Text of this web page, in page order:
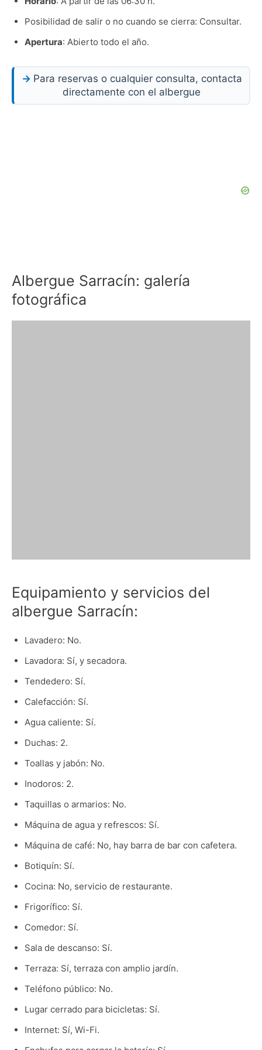
Posibilidad de salir o no cuando se cierra: Consultar.
Apertura: Abierto todo el año.
Para reservas o cualquier consulta, contacta
directamente con el albergue
Albergue Sarracín: galería
fotográfica
Equipamiento y servicios del
albergue Sarracín:
Lavadero: No.
Lavadora: Sí, y secadora.
Tendedero: Sí.
Calefacción: Sí.
Agua caliente: Sí.
Duchas: 2.
Toallas y jabón: No.
Inodoros: 2.
Taquillas o armarios: No.
Máquina de agua y refrescos: Sí.
Máquina de café: No, hay barra de bar con cafetera.
Botiquín: Sí.
Cocina: No, servicio de restaurante.
Frigorífico: Sí.
Comedor: Sí.
Sala de descanso: Sí.
Terraza: Sí, terraza con amplio jardín.
Teléfono público: No.
Lugar cerrado para bicicletas: Sí.
Internet: Sí, Wi-Fi.